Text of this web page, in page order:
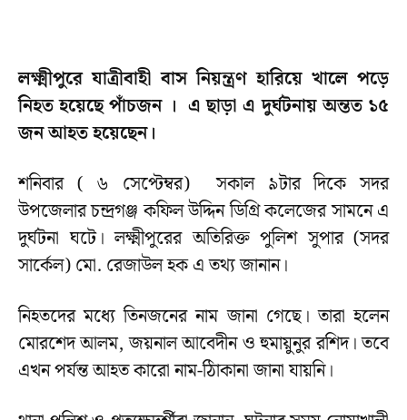
লক্ষ্মীপুরে যাত্রীবাহী বাস নিয়ন্ত্রণ হারিয়ে খালে পড়ে
নিহত হয়েছে পাঁচজন । এ ছাড়া এ দুর্ঘটনায় অন্তত ১৫
জন আহত হয়েছেন।
শনিবার ( ৬ সেপ্টেম্বর) সকাল ৯টার দিকে সদর
উপজেলার চন্দ্রগঞ্জ কফিল উদ্দিন ডিগ্রি কলেজের সামনে এ
দুর্ঘটনা ঘটে। লক্ষ্মীপুরের অতিরিক্ত পুলিশ সুপার (সদর
সার্কেল) মো. রেজাউল হক এ তথ্য জানান।
নিহতদের মধ্যে তিনজনের নাম জানা গেছে। তারা হলেন
মোরশেদ আলম, জয়নাল আবেদীন ও হুমায়ুনুর রশিদ। তবে
এখন পর্যন্ত আহত কারো নাম-ঠিাকানা জানা যায়নি।